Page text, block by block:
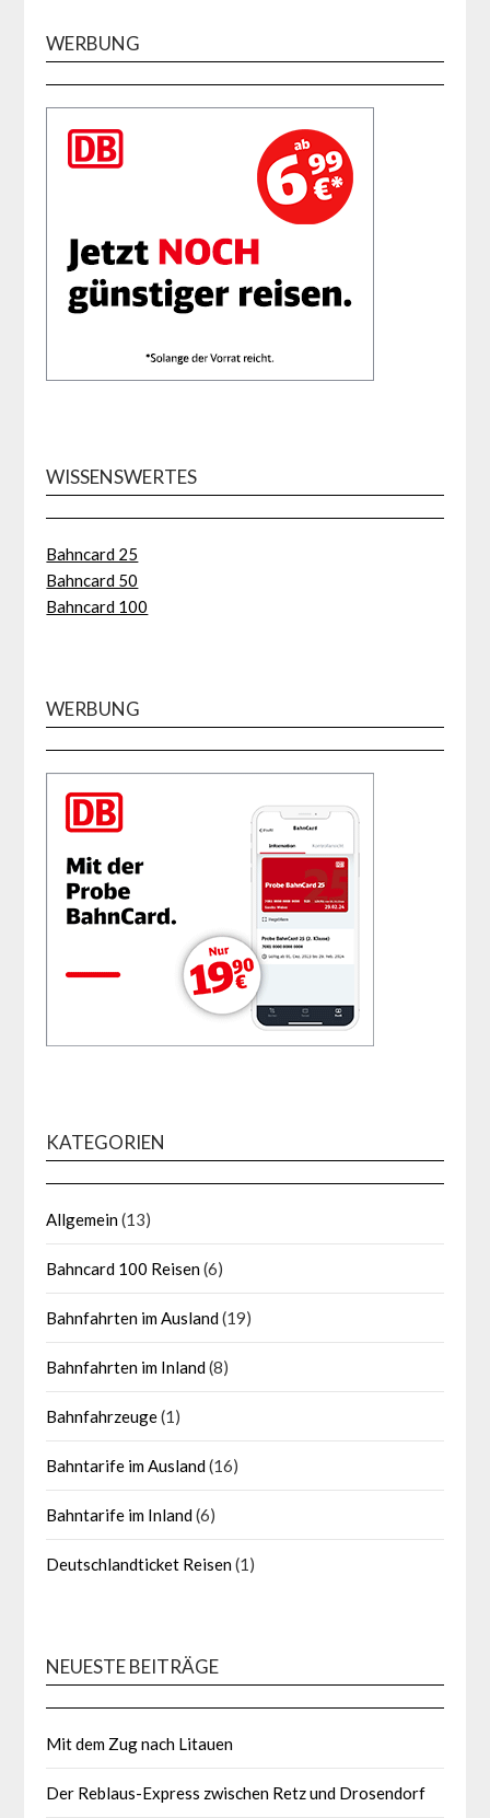
WERBUNG
WISSENSWERTES
Bahncard 25
Bahncard 50
Bahncard 100
WERBUNG
KATEGORIEN
Allgemein(13)
Bahncard 100 Reisen(6)
Bahnfahrten im Ausland(19)
Bahnfahrten im Inland(8)
Bahnfahrzeuge(1)
Bahntarife im Ausland(16)
Bahntarife im Inland(6)
Deutschlandticket Reisen(1)
NEUESTE BEITRÄGE
Mit dem Zug nach Litauen
Der Reblaus-Express zwischen Retz und Drosendorf